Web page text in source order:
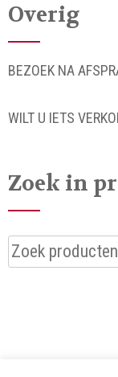
Overig
BEZOEK NA
WILT U IETS
Zoek in
Zoeken
naar: